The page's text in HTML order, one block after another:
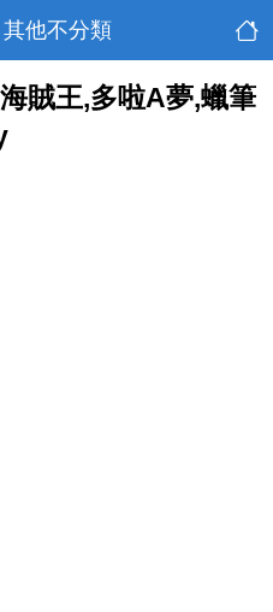
他不分類
賊王,多啦A夢,蠟筆